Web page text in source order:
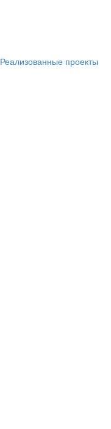
Реализованные проекты